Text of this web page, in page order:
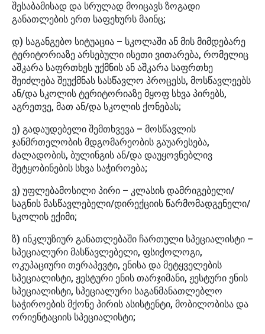
შესაბამისად და სრულად მოიცავს ზოგადი
განათლების ერთ საფეხურს მაინც;
დ) საგანგებო სიტუაცია – სკოლაში ან მის მიმდებარე
ტერიტორიაზე არსებული ისეთი ვითარება, რომელიც
აშკარა საფრთხეს უქმნის ან აშკარა საფრთხე
შეიძლება შეუქმნას სასწავლო პროცესს, მოსწავლეებს
ან/და სკოლის ტერიტორიაზე მყოფ სხვა პირებს,
აგრეთვე, მათ ან/და სკოლის ქონებას;
ე) გადაუდებელი შემთხვევა – მოსწავლის
ჯანმრთელობის მდგომარეობის გაუარესება,
ძალადობის, ბულინგის ან/და დაუყოვნებლივ
შეტყობინების სხვა საჭიროება;
ვ) უფლებამოსილი პირი – კლასის დამრიგებელი/
საგნის მასწავლებელი/დირექციის წარმომადგენელი/
სკოლის ექიმი;
ზ) ინკლუზიურ განათლებაში ჩართული სპეციალისტი –
სპეციალური მასწავლებელი, ფსიქოლოგი,
ოკუპაციური თერაპევტი, ენისა და მეტყველების
სპეციალისტი, ჟესტური ენის თარჯიმანი, ჟესტური ენის
სპეციალისტი, სპეციალური საგანმანათლებლო
საჭიროების მქონე პირის ასისტენტი, მობილობისა და
ორიენტაციის სპეციალისტი;